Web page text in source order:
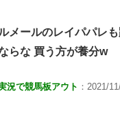
メールのレイパパレ
らな 買う方が養分w
況で競馬板アウト ：2021/